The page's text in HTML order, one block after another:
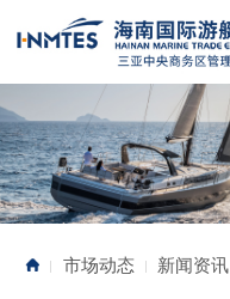
| 市场动态 | 新闻资讯